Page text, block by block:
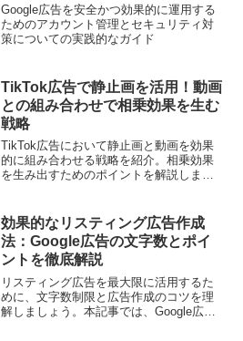
Google広告を安全かつ効果的に運用する
ためのアカウント管理とセキュリティ対
策についての実践的なガイド
TikTok広告で静止画を活用！動画
との組み合わせで相乗効果を生む
戦略
TikTok広告において静止画と動画を効果
的に組み合わせる戦略を紹介。相乗効果
を生み出すためのポイントを解説しま
効果的なリスティング広告作成
法：Google広告の文字数とポイ
ントを徹底解説
リスティング広告を最大限に活用するた
めに、文字数制限と広告作成のコツを理
解しましょう。本記事では、Google広告